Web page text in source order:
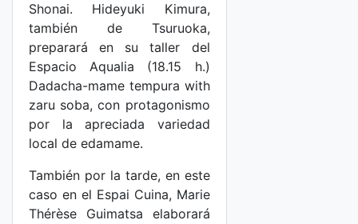
Shonai. Hideyuki Kimura,
también de Tsuruoka,
preparará en su taller del
Espacio Aqualia (18.15 h.)
Dadacha-mame tempura with
zaru soba, con protagonismo
por la apreciada variedad
local de edamame.
También por la tarde, en este
caso en el Espai Cuina, Marie
Thérèse Guimatsa elaborará